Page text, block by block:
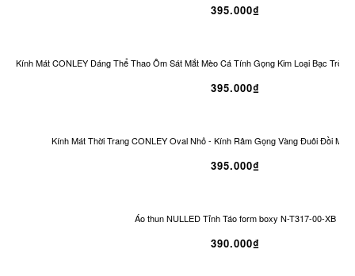
395.000₫
Kính Mát CONLEY Dáng Thể Thao Ôm Sát Mắt Mèo Cá Tính Gọng Kim Loại Bạc
395.000₫
Kính Mát Thời Trang CONLEY Oval Nhỏ - Kính Râm Gọng Vàng Đuôi Đồi Mồi
395.000₫
Áo thun NULLED Tỉnh Táo form boxy N-T317-00-XB
390.000₫